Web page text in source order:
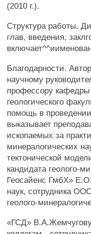
(2010 г.).
Структура работы.
глав, введения,
Благодарности.
научному
профессору кафедры
геологического
помощь в
выказывает
ископаемых за
минералогических
тектонической
кандидата геолого-
Геосайенс ГмбХ»
наук, сотрудника
геолого-
«ГСД»